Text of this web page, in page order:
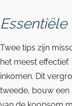
Essentiële
Twee tips zijn
het meest
inkomen. Dit
tweede, bouw een